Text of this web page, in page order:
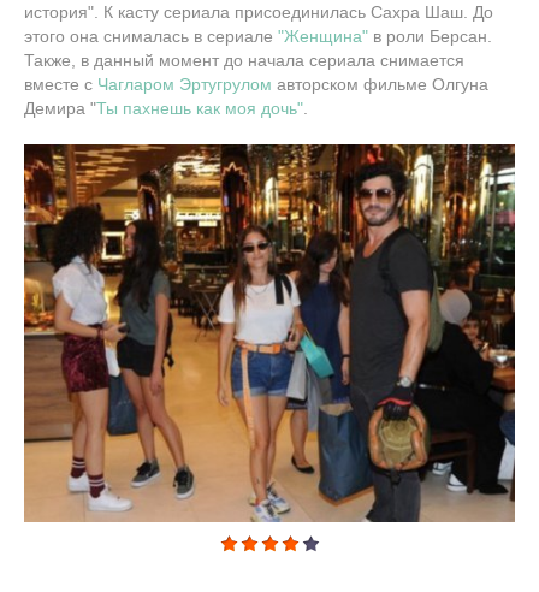
история". К касту сериала присоединилась Сахра Шаш. До
этого она снималась в сериале "Женщина" в роли Берсан.
Также, в данный момент до начала сериала снимается
вместе с Чагларом Эртугрулом авторском фильме Олгуна
Демира "Ты пахнешь как моя дочь"